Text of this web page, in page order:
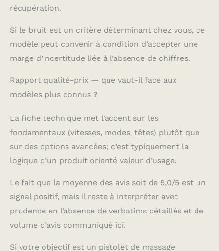
récupération.
Si le bruit est un critère déterminant chez vous, ce
modèle peut convenir à condition d’accepter une
marge d’incertitude liée à l’absence de chiffres.
Rapport qualité-prix — que vaut-il face aux
modèles plus connus ?
La fiche technique met l’accent sur les
fondamentaux (vitesses, modes, têtes) plutôt que
sur des options avancées; c’est typiquement la
logique d’un produit orienté valeur d’usage.
Le fait que la moyenne des avis soit de 5,0/5 est un
signal positif, mais il reste à interpréter avec
prudence en l’absence de verbatims détaillés et de
volume d’avis communiqué ici.
Si votre objectif est un pistolet de massage